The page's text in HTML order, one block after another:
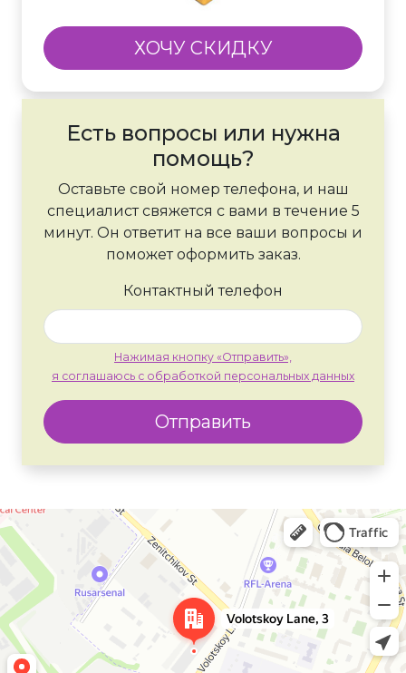
ХОЧУ СКИДКУ
Есть вопросы или нужна
помощь?
Оставьте свой номер телефона, и наш
специалист свяжется с вами в течение 5
минут. Он ответит на все ваши вопросы и
поможет оформить заказ.
Контактный телефон
Нажимая кнопку «Отправить»,
я соглашаюсь с обработкой персональных данных
Отправить
Москва
Яндекс Карты — транспорт, навигация, поиск мест